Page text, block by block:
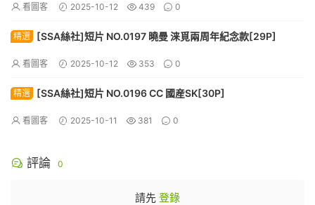
看圖客 2025-10-12 439 0
精選 [SSA絲社]短片 NO.0197 曉曼 涞覓兩周年紀念款[29P]
看圖客 2025-10-12 353 0
精選 [SSA絲社]短片 NO.0196 CC 國産SK[30P]
看圖客 2025-10-11 381 0
評論 0
請先 登錄